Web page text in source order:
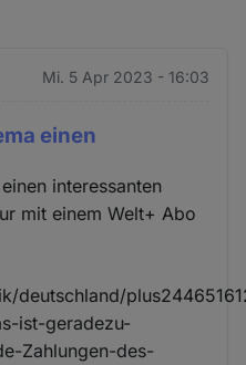
Mi. 5 Apr 2023 - 16:03
einen
interessanten
mit einem Welt+ Abo
deutschland/
ist-geradezu-
Zahlungen-des-